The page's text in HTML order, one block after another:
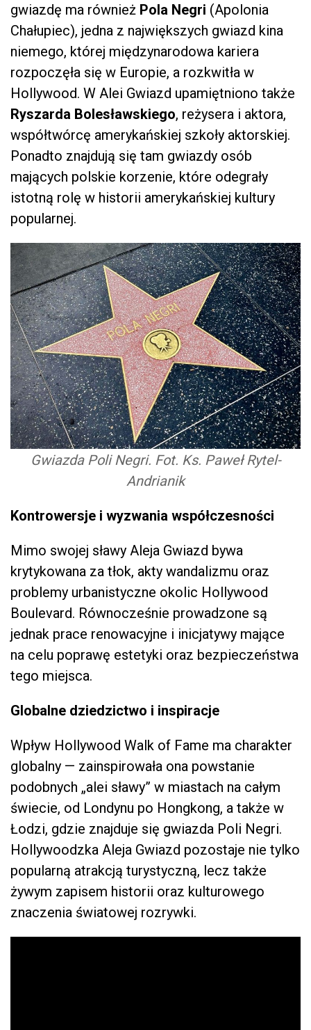
gwiazdę ma również Pola Negri (Apolonia
Chałupiec), jedna z największych gwiazd kina
niemego, której międzynarodowa kariera
rozpoczęła się w Europie, a rozkwitła w
Hollywood. W Alei Gwiazd upamiętniono także
Ryszarda Bolesławskiego, reżysera i aktora,
współtwórcę amerykańskiej szkoły aktorskiej.
Ponadto znajdują się tam gwiazdy osób
mających polskie korzenie, które odegrały
istotną rolę w historii amerykańskiej kultury
popularnej.
Gwiazda Poli Negri. Fot. Ks. Paweł Rytel-
Andrianik
Kontrowersje i wyzwania współczesności
Mimo swojej sławy Aleja Gwiazd bywa
krytykowana za tłok, akty wandalizmu oraz
problemy urbanistyczne okolic Hollywood
Boulevard. Równocześnie prowadzone są
jednak prace renowacyjne i inicjatywy mające
na celu poprawę estetyki oraz bezpieczeństwa
tego miejsca.
Globalne dziedzictwo i inspiracje
Wpływ Hollywood Walk of Fame ma charakter
globalny — zainspirowała ona powstanie
podobnych „alei sławy” w miastach na całym
świecie, od Londynu po Hongkong, a także w
Łodzi, gdzie znajduje się gwiazda Poli Negri.
Hollywoodzka Aleja Gwiazd pozostaje nie tylko
popularną atrakcją turystyczną, lecz także
żywym zapisem historii oraz kulturowego
znaczenia światowej rozrywki.